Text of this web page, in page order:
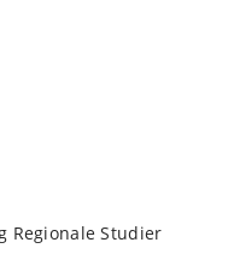
Studier